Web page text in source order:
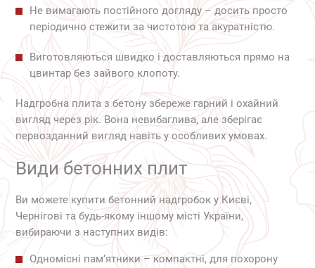
Не вимагають постійного догляду – досить просто
періодично стежити за чистотою та акуратністю.
Виготовляються швидко і доставляються прямо на
цвинтар без зайвого клопоту.
Надгробна плита з бетону збереже гарний і охайний
вигляд через рік. Вона невибаглива, але зберігає
первозданний вигляд навіть у особливих умовах.
Види бетонних плит
Ви можете купити бетонний надгробок у Києві,
Чернігові та будь-якому іншому місті України,
вибираючи з наступних видів:
Одномісні пам’ятники – компактні, для похорону